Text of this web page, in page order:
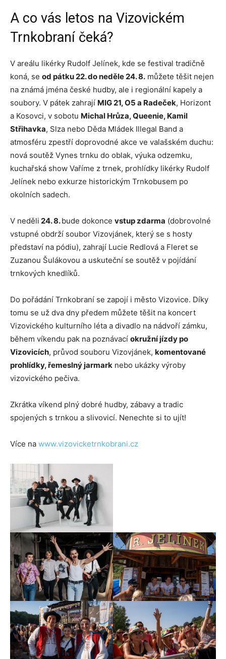
A co vás letos na Vizovickém
Trnkobraní čeká?
V areálu likérky Rudolf Jelínek, kde se festival tradičně
koná, se od pátku 22. do neděle 24. 8. můžete těšit nejen
na známá jména české hudby, ale i regionální kapely a
soubory. V pátek zahrají MIG 21, O5 a Radeček, Horizont
a Kosovci, v sobotu Michal Hrůza, Queenie, Kamil
Střihavka, Slza nebo Děda Mládek Illegal Band a
atmosféru zpestří doprovodné akce ve valašském duchu:
nová soutěž Vynes trnku do oblak, výuka odzemku,
kuchařská show Vaříme z trnek, prohlídky likérky Rudolf
Jelínek nebo exkurze historickým Trnkobusem po
okolních sadech.
V neděli 24. 8.bude dokonce vstup zdarma (dobrovolné
vstupné obdrží soubor Vizovjánek, který se s hosty
představí na pódiu), zahrají Lucie Redlová a Fleret se
Zuzanou Šulákovou a uskuteční se soutěž v pojídání
trnkových knedlíků.
Do pořádání Trnkobraní se zapojí i město Vizovice. Díky
tomu se už dva dny předem můžete těšit na koncert
Vizovického kulturního léta a divadlo na nádvoří zámku,
během víkendu pak na poznávací okružní jízdy po
Vizovicích, průvod souboru Vizovjánek, komentované
prohlídky, řemeslný jarmark nebo ukázky výroby
vizovického pečiva.
Zkrátka víkend plný dobré hudby, zábavy a tradic
spojených s trnkou a slivovicí. Nenechte si to ujít!
Více na www.vizovicketrnkobrani.cz